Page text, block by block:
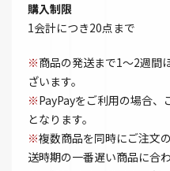
購入制限
1会計につき20点まで
※商品の発送まで1～2週間
ざいます。
※PayPayをご利用の場合
となります。
※複数商品を同時にご注文
送時期の一番遅い商品に合